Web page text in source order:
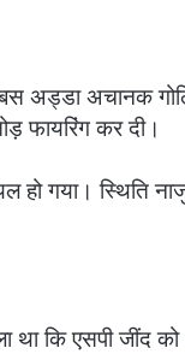
बस अड्डा अचानक
फायरिंग कर दी।
हो गया। स्थिति
कि एसपी जींद को